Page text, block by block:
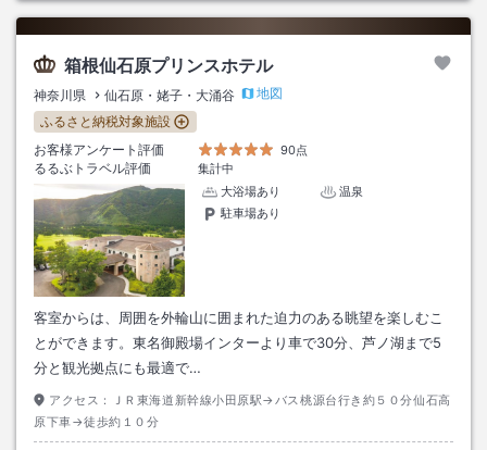
箱根仙石原プリンスホテル
神奈川県 仙石原・姥子・大涌谷
地図
ふるさと納税対象施設
お客様アンケート評価
90点
るるぶトラベル評価
集計中
大浴場あり
温泉
駐車場あり
客室からは、周囲を外輪山に囲まれた迫力のある眺望を楽しむこ
とができます。東名御殿場インターより車で30分、芦ノ湖まで5
分と観光拠点にも最適で…
アクセス：
ＪＲ東海道新幹線小田原駅→バス桃源台行き約５０分仙石高
原下車→徒歩約１０分